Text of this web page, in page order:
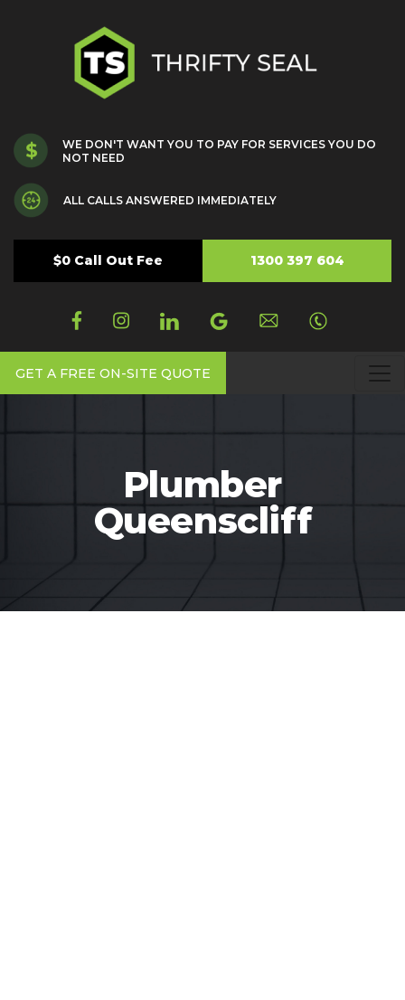
WE DON'T WANT YOU TO PAY FOR SERVICES YOU DO
NOT NEED
ALL CALLS ANSWERED IMMEDIATELY
$0 Call Out Fee 1300 397 604
GET A FREE ON-SITE QUOTE
Plumber
Queenscliff